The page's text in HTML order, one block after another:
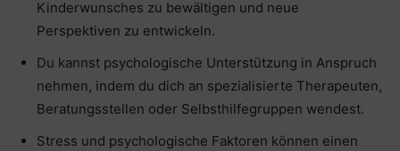
Kinderwunsches zu bewältigen und neue
Perspektiven zu entwickeln.
Du kannst psychologische Unterstützung in Anspruch
nehmen, indem du dich an spezialisierte Therapeuten,
Beratungsstellen oder Selbsthilfegruppen wendest.
Stress und psychologische Faktoren können einen